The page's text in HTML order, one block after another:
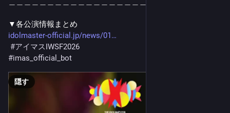
▼各公演情報まとめ
idolmaster-official.jp/news/01
#アイマスIWSF2026
#imas_official_bot
隠す